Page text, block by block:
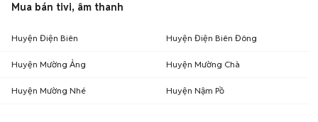
Mua bán tivi, âm thanh
Huyện Điện Biên Huyện Điện Biên Đông
Huyện Mường Ảng Huyện Mường Chà
Huyện Mường Nhé Huyện Nậm Pồ